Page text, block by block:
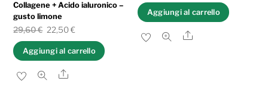
Collagene + Acido ialuronico –
gusto limone
29,60€ Il
originale
era:
22,50€
prezzo
attuale
Aggiungi al carrello
Share
Aggiungi al carrello
Share